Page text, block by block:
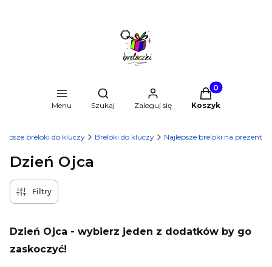
Menu
Otwórz wyszukiwarkę
Szukaj Zaloguj się
Produkty w
Koszyk
breloki do kluczy Breloki do kluczy Najlepsze breloki na prezent
Dzień Ojca
Filtry
Dzień Ojca - wybierz jeden z dodatków by go
zaskoczyć!